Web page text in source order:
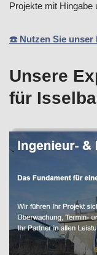
Projekte mit Hingabe
☎️ Nutzen Sie unser
Unsere
für